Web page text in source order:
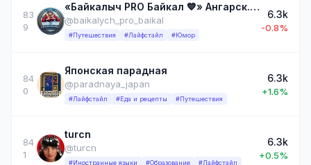
83
9
«Байкалыч PRO Байкал 💙» Ангарск. Иркутск. р. Бурятия. Россия.
@baikalych_pro_baikal
#Путешествия #Лайфстайл #Юмор
6.3k
-0.8%
84
0
Японская парадная
@paradnaya_japan
#Лайфстайл #Еда и рецепты #Путешествия
6.3k
+1.6%
84
1
turcn
@turcn
#Иностранные языки #Образование #Лайфстайл
6.3k
+0.5%